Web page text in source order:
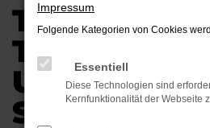
TOYOTA
UNSER
Impressum
Folgende Kategorien von Cookies
Essentiell
Diese Technologien sind
Kernfunktionalität der Webseite